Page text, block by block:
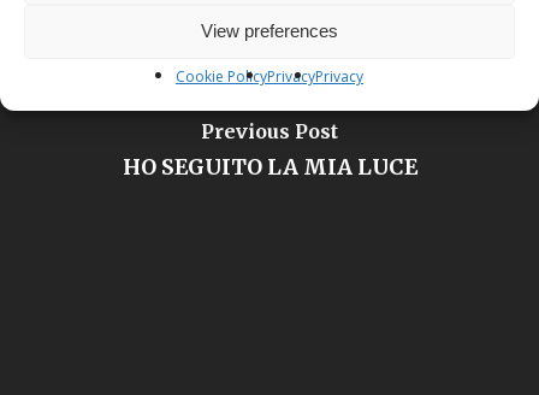
View preferences
Cookie PolicyPrivacyPrivacy
Previous Post
HO SEGUITO LA MIA LUCE